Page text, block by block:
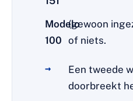
Modelo
100
(gewoon
of niets.
Een tweede
doorbreekt